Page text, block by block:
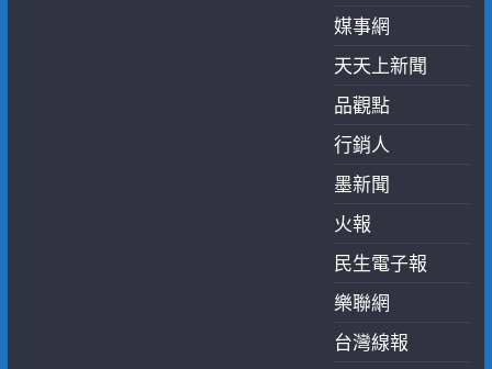
媒事網
天天上新聞
品觀點
行銷人
墨新聞
火報
民生電子報
樂聯網
台灣線報